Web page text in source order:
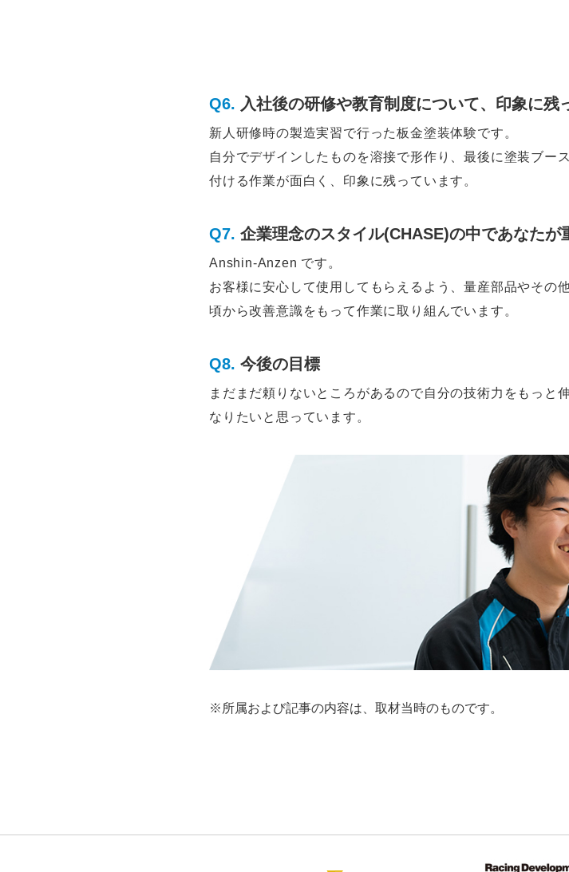
入社後の研修や教育制度について、印象に残
新人研修時の製造実習で行った板金塗装体験です。
自分でデザインしたものを溶接で形作り、最後に塗装ブー
付ける作業が面白く、印象に残っています。
企業理念のスタイル(CHASE)の中であなたが
Anshin-Anzen です。
お客様に安心して使用してもらえるよう、量産部品やその
頃から改善意識をもって作業に取り組んでいます。
今後の目標
まだまだ頼りないところがあるので自分の技術力をもっと
なりたいと思っています。
※所属および記事の内容は、取材当時のものです。